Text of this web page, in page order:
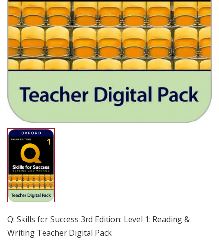
Q: Skills for Success 3rd Edition: Level 1: Reading &
Writing Teacher Digital Pack